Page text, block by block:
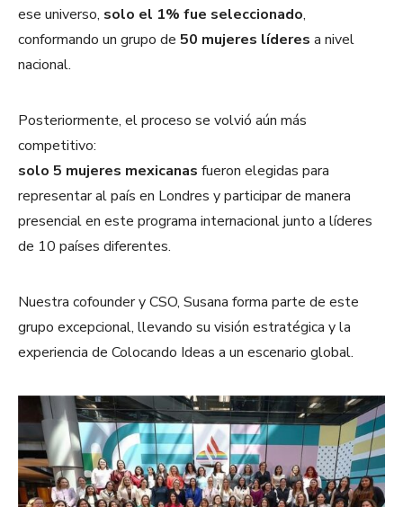
ese universo, solo el 1% fue seleccionado,
conformando un grupo de 50 mujeres líderes a nivel
nacional.
Posteriormente, el proceso se volvió aún más
competitivo:
solo 5 mujeres mexicanas fueron elegidas para
representar al país en Londres y participar de manera
presencial en este programa internacional junto a líderes
de 10 países diferentes.
Nuestra cofounder y CSO, Susana forma parte de este
grupo excepcional, llevando su visión estratégica y la
experiencia de Colocando Ideas a un escenario global.